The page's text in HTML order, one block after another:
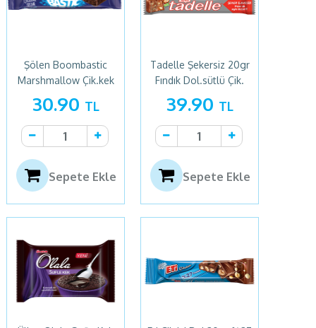
Şölen Boombastic
Marshmallow Çik.kek
40gr
30.90 TL
Sepete Ekle
Tadelle Şekersiz 20gr
Fındık Dol.sütlü Çik.
39.90 TL
Sepete Ekle